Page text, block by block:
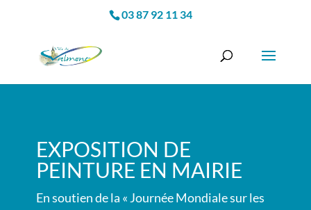
03 87 92 11 34
EXPOSITION DE
PEINTURE EN MAIRIE
En soutien de la « Journée Mondiale sur les